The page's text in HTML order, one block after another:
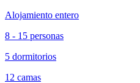
Alojamiento entero
8 - 15 personas
5 dormitorios
12 camas